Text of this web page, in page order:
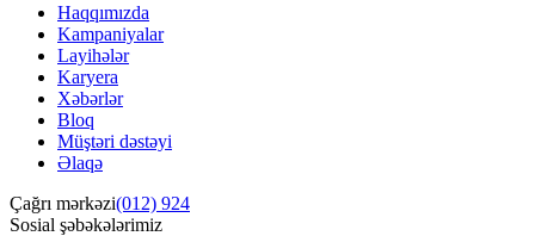
Haqqımızda
Kampaniyalar
Layihələr
Karyera
Xəbərlər
Bloq
Müştəri dəstəyi
Əlaqə
Çağrı mərkəzi(012) 924
Sosial şəbəkələrimiz